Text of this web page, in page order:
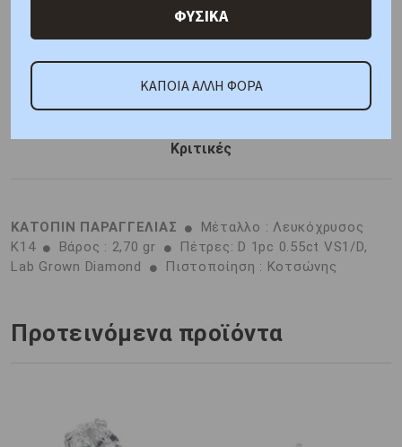
ONLINE CHAT
Χαρακτηριστικά Γιατί εμάς Ρωτήστε μας
Κριτικές
ΚΑΤΟΠΙΝ ΠΑΡΑΓΓΕΛΙΑΣ
Μέταλλο : Λευκόχρυσος
K14
Βάρος : 2,70 gr
Πέτρες: D 1pc 0.55ct VS1/D,
Lab Grown Diamond
Πιστοποίηση : Κοτσώνης
Προτεινόμενα προϊόντα
ΦΥΣΙΚΑ
ΚΑΠΟΙΑ ΑΛΛΗ ΦΟΡΑ